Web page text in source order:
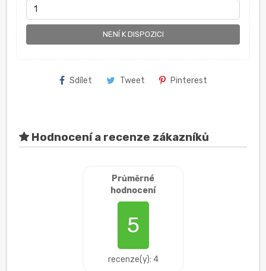
NENÍ K DISPOZICI
Sdílet Tweet Pinterest
Hodnocení a recenze zákazníků
Průměrné
hodnocení
5
recenze(y): 4